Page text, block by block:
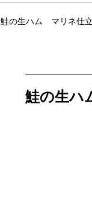
鮭の生ハム マリネ仕
鮭の生ハ